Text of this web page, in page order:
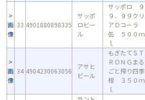
画
像
33 4901880898335
サッポ
ロビー
ル
サッポロ ９
９．９９クリ
アＤコーラ
缶 ５００ｍ
ｌ
画
像
34 4904230063056
アサヒ
ビール
もぎたてＳＴ
ＲＯＮＧまる
ごと搾り四季
柑 ３５０ｍ
ｌ